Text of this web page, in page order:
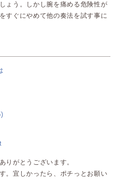
ょう。しかし腕を痛める危険性が
すぐにやめて他の奏法を試す事に
りがとうございます。
。宜しかったら、ポチっとお願い